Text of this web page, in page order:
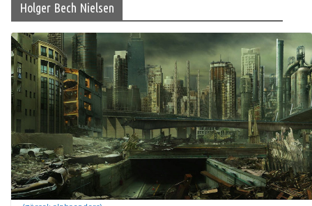
Holger Bech Nielsen